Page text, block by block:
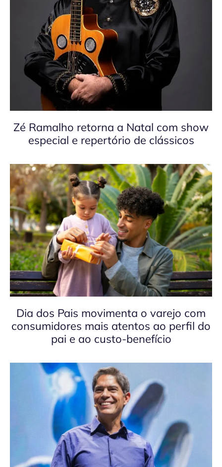
Zé Ramalho retorna a Natal com show
especial e repertório de clássicos
Dia dos Pais movimenta o varejo com
consumidores mais atentos ao perfil do
pai e ao custo-benefício